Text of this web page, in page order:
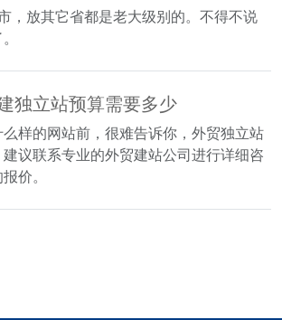
，放其它省都是老大级别的。不得不说
独立站预算需要多少
样的网站前，很难告诉你，外贸独立站
议联系专业的外贸建站公司进行详细咨
价。